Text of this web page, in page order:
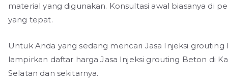
material yang digunakan. Konsultasi awal biasanya di
yang tepat.
Untuk Anda yang sedang mencari Jasa Injeksi
lampirkan daftar harga Jasa Injeksi grouting Beton di
Selatan dan sekitarnya.